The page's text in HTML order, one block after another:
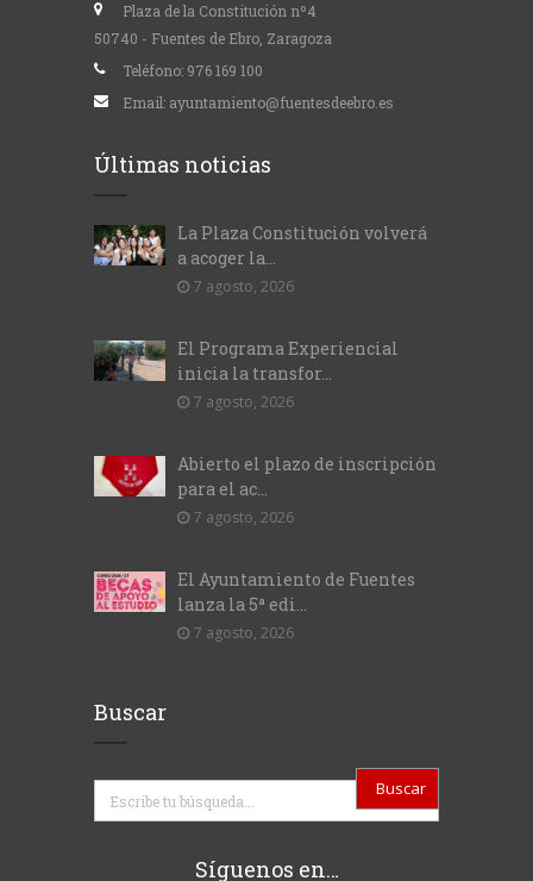
Plaza de la Constitución nº4
50740 - Fuentes de Ebro, Zaragoza
Teléfono: 976 169 100
Email: ayuntamiento@fuentesdeebro.es
Últimas noticias
La Plaza Constitución volverá
a acoger la...
7 agosto, 2026
El Programa Experiencial
inicia la transfor...
7 agosto, 2026
Abierto el plazo de inscripción
para el ac...
7 agosto, 2026
El Ayuntamiento de Fuentes
lanza la 5ª edi...
7 agosto, 2026
Buscar
Buscar
Síguenos en…